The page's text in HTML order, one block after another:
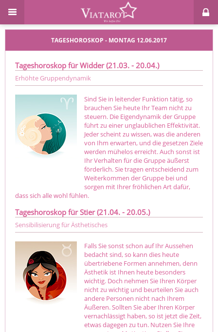
TAGESHOROSKOP - MONTAG 12.06.2017
Tageshoroskop für Widder (21.03. - 20.04.)
Erhöhte Gruppendynamik
Sind Sie in leitender Funktion tätig, so
brauchen Sie heute Ihr Team nicht zu
steuern. Die Eigendynamik der Gruppe
führt zu einer unglaublichen Effektivität.
Jeder scheint zu wissen, was die anderen
von Ihm erwarten, und die gesetzen Ziele
werden mühelos erreicht. Auch sonst ist
Ihr Verhalten für die Gruppe äußerst
förderlich. Sie tragen entscheidend zum
Weiterkommen der Gruppe bei und
sorgen mit Ihrer fröhlichen Art dafür,
dass sich alle wohl fühlen.
Tageshoroskop für Stier (21.04. - 20.05.)
Sensibilisierung für Ästhetisches
Falls Sie sonst schon auf Ihr Aussehen
bedacht sind, so kann dies heute
übertriebene Formen annehmen, denn
Ästhetik ist Ihnen heute besonders
wichtig. Doch nehmen Sie Ihren Körper
nicht zu wichtig und beurteilen Sie auch
andere Personen nicht nach Ihrem
Äußeren. Sollten Sie aber Ihren Körper
vernachlässigt haben, so ist jetzt die Zeit,
etwas dagegen zu tun. Nutzen Sie Ihre